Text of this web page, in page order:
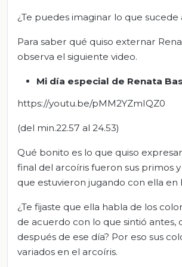
¿Te puedes imaginar lo que sucede
Para saber qué quiso externar
observa el siguiente video.
Mi día especial de Renata
https://youtu.be/pMM2YZmIQZ0
(del min.22.57 al 24.53)
Qué bonito es lo que quiso
final del arcoíris fueron sus primos
que estuvieron jugando con ella en
¿Te fijaste que ella habla de los
de acuerdo con lo que sintió antes,
después de ese día? Por eso sus
variados en el arcoíris.